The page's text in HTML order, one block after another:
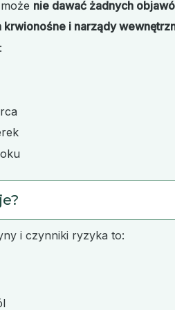
nie dawać żadnych
krwionośne i narządy
i czynniki ryzyka to: